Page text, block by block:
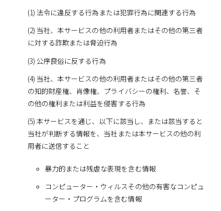
(1) 法令に違反する行為または犯罪行為に関連する行為
(2) 当社、本サービスの他の利用者またはその他の第三者
に対する詐欺または脅迫行為
(3) 公序良俗に反する行為
(4) 当社、本サービスの他の利用者またはその他の第三者
の知的財産権、肖像権、プライバシーの権利、名誉、そ
の他の権利または利益を侵害する行為
(5) 本サービスを通じ、以下に該当し、または該当すると
当社が判断する情報を、当社または本サービスの他の利
用者に送信すること
暴力的または残虐な表現を含む情報
コンピューター・ウィルスその他の有害なコンピュ
ーター・プログラムを含む情報